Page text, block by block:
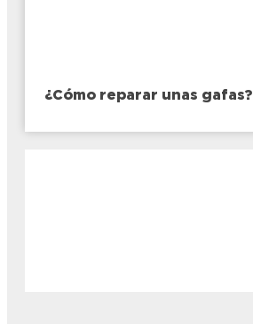
¿Cómo reparar unas gafas?